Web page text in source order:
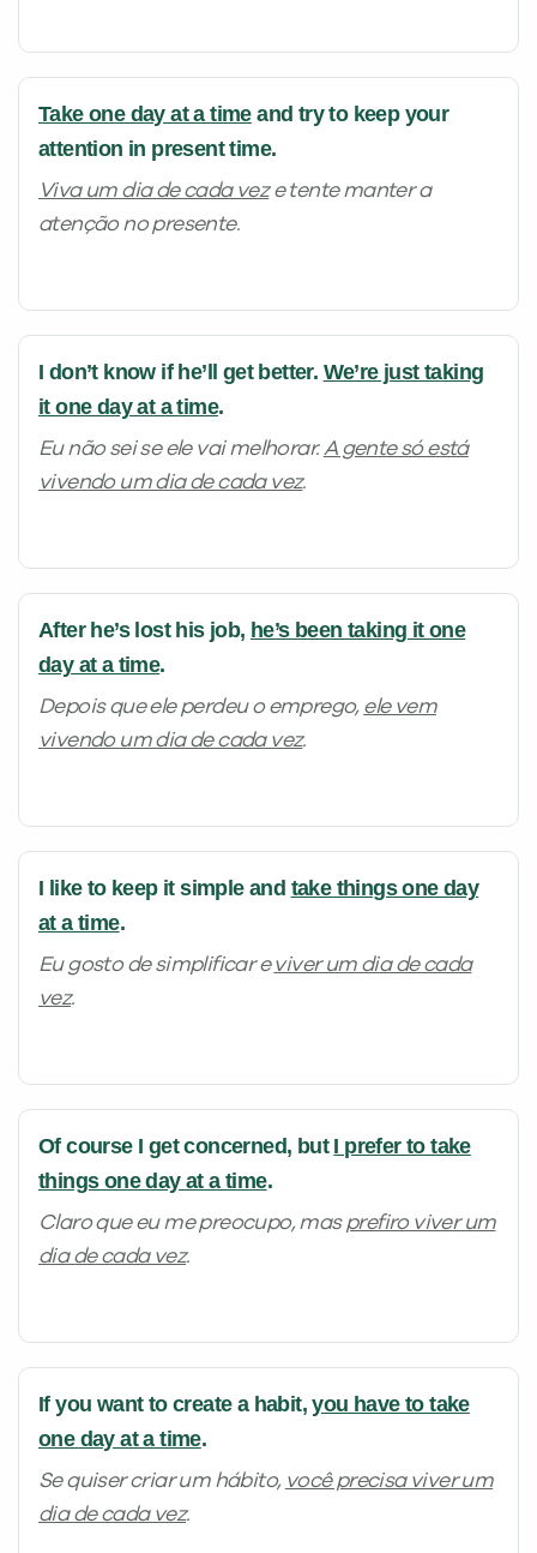
Take one day at a timeand try to keep your
attention in present time.
Viva um dia de cada veze tente manter a
atenção no presente.
I don’t know if he’ll get better. We’re just taking
it one day at a time.
Eu não sei se ele vai melhorar.A gente só está
vivendo um dia de cada vez.
After he’s lost his job, he’s been taking it one
day at a time.
Depois que ele perdeu o emprego, ele vem
vivendo um dia de cada vez.
I like to keep it simple and take things one day
at a time.
Eu gosto de simplificar eviver um dia de cada
vez.
Of course I get concerned, but I prefer to take
things one day at a time.
Claro que eu me preocupo, masprefiro viver um
dia de cada vez.
If you want to create a habit,you have to take
one day at a time.
Se quiser criar um hábito, você precisa viver um
dia de cada vez.